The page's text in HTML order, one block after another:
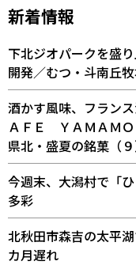
新着情報
下北ジオパークを盛
開発／むつ・斗南丘
酒かす風味、フラ
ＡＦＥ ＹＡＭＡＭ
県北・盛夏の銘菓（９
今週末、大潟村で「
多彩
北秋田市森吉の太平
カ月遅れ